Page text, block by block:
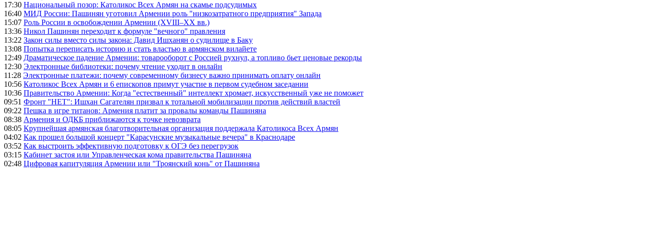
17:30 Национальный позор: Католикос Всех Армян на скамье подсудимых
16:40 МИД России: Пашинян уготовил Армении роль "низкозатратного предприятия" Запада
15:07 Роль России в освобождении Армении (XVIII–XX вв.)
13:36 Никол Пашинян переходит к формуле "вечного" правления
13:22 Закон силы вместо силы закона: Давид Ишханян о судилище в Баку
13:08 Попытка переписать историю и стать властью в армянском вилайете
12:49 Драматическое падение Армении: товарооборот с Россией рухнул, а топливо бьет ценовые рекорды
12:30 Электронные библиотеки: почему чтение уходит в онлайн
11:28 Электронные платежи: почему современному бизнесу важно принимать оплату онлайн
10:56 Католикос Всех Армян и 6 епископов примут участие в первом судебном заседании
10:36 Правительство Армении: Когда "естественный" интеллект хромает, искусственный уже не поможет
09:51 Фронт "НЕТ": Ишхан Сагателян призвал к тотальной мобилизации против действий властей
09:22 Пешка в игре титанов: Армения платит за провалы команды Пашиняна
08:38 Армения и ОДКБ приближаются к точке невозврата
08:05 Крупнейшая армянская благотворительная организация поддержала Католикоса Всех Армян
04:02 Как прошел большой концерт "Карасунские музыкальные вечера" в Краснодаре
03:52 Как выстроить эффективную подготовку к ОГЭ без перегрузок
03:15 Кабинет застоя или Управленческая кома правительства Пашиняна
02:48 Цифровая капитуляция Армении или "Троянский конь" от Пашиняна